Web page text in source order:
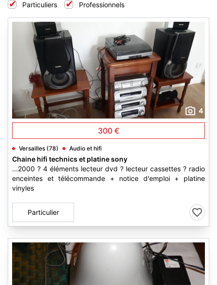
Particuliers Professionnels
4
300 €
Versailles (78) Audio et hifi
Chaine hifi technics et platine sony
...2000 ? 4 éléments lecteur dvd ? lecteur cassettes ? radio
enceintes et télécommande + notice d'emploi + platine
vinyles
Particulier